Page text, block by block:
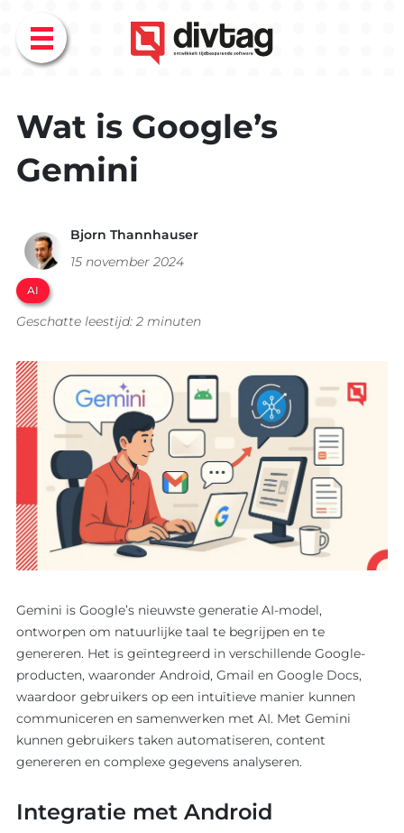
Menu
Wat is Google’s
Gemini
Bjorn Thannhauser
15 november 2024
AI
Geschatte leestijd: 2 minuten
Gemini is Google’s nieuwste generatie AI-model,
ontworpen om natuurlijke taal te begrijpen en te
genereren. Het is geïntegreerd in verschillende Google-
producten, waaronder Android, Gmail en Google Docs,
waardoor gebruikers op een intuïtieve manier kunnen
communiceren en samenwerken met AI. Met Gemini
kunnen gebruikers taken automatiseren, content
genereren en complexe gegevens analyseren.
Integratie met Android